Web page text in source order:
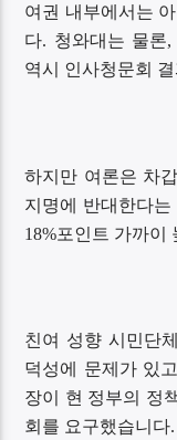
여권 내부에서는
다. 청와대는 물론
역시 인사청문회
하지만 여론은 차
지명에 반대한다는
18%포인트 가까이
친여 성향 시민단
덕성에 문제가 있
장이 현 정부의 정
회를 요구했습니다.